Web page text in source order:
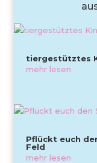
tiergestütztes
mehr lesen
Pflückt euch
Feld
mehr lesen